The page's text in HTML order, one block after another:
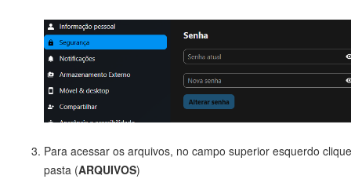
Para acessar os arquivos, no campo superior esquerdo
pasta (ARQUIVOS)